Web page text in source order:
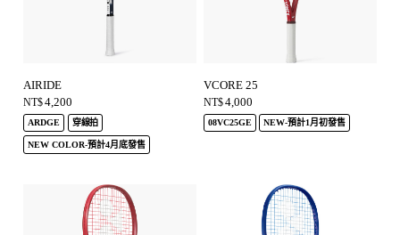
AIRIDE
NT$4,200
ARDGE 穿線拍
NEW COLOR-預計4月底發售
VCORE 25
NT$4,000
08VC25GE NEW-預計1月初發售